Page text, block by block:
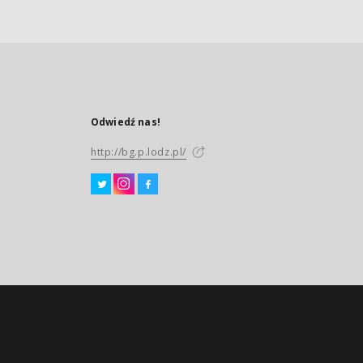
Odwiedź nas!
http://bg.p.lodz.pl/